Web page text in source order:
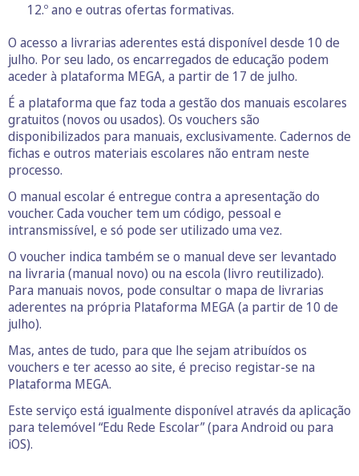
12.º ano e outras ofertas formativas.
O acesso a livrarias aderentes está disponível desde 10 de
julho. Por seu lado, os encarregados de educação podem
aceder à plataforma MEGA, a partir de 17 de julho.
É a plataforma que faz toda a gestão dos manuais escolares
gratuitos (novos ou usados). Os vouchers são
disponibilizados para manuais, exclusivamente. Cadernos de
fichas e outros materiais escolares não entram neste
processo.
O manual escolar é entregue contra a apresentação do
voucher. Cada voucher tem um código, pessoal e
intransmissível, e só pode ser utilizado uma vez.
O voucher indica também se o manual deve ser levantado
na livraria (manual novo) ou na escola (livro reutilizado).
Para manuais novos, pode consultar o mapa de livrarias
aderentes na própria Plataforma MEGA (a partir de 10 de
julho).
Mas, antes de tudo, para que lhe sejam atribuídos os
vouchers e ter acesso ao site, é preciso registar-se na
Plataforma MEGA.
Este serviço está igualmente disponível através da aplicação
para telemóvel “Edu Rede Escolar” (para Android ou para
iOS).